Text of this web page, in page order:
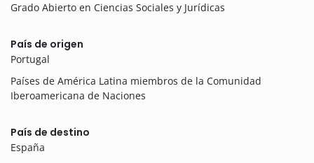
Grado Abierto en Ciencias Sociales y Jurídicas
País de origen
Portugal
Países de América Latina miembros de la Comunidad
Iberoamericana de Naciones
País de destino
España